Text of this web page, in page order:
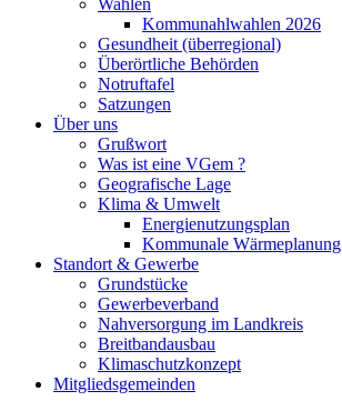
Wahlen
Kommunahlwahlen 2026
Gesundheit (überregional)
Überörtliche Behörden
Notruftafel
Satzungen
Über uns
Grußwort
Was ist eine VGem ?
Geografische Lage
Klima & Umwelt
Energienutzungsplan
Kommunale Wärmeplanung
Standort & Gewerbe
Grundstücke
Gewerbeverband
Nahversorgung im Landkreis
Breitbandausbau
Klimaschutzkonzept
Mitgliedsgemeinden